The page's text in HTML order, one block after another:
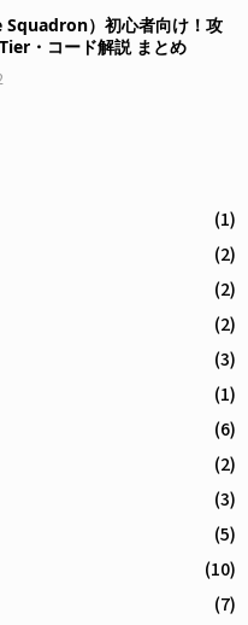
Squadron）初心者向け！攻
・コード解説 まとめ
(1)
(2)
(2)
(2)
(3)
(1)
(6)
(2)
(3)
(5)
(10)
(7)